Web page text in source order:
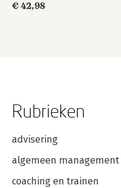
€ 42,98
Rubrieken
advisering
algemeen management
coaching en trainen